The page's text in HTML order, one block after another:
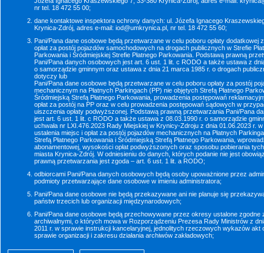
Szanowni Kierowcy. Witamy na stronie, która umożliwia
składanie reklamacji dotyczących opłat dodatkowych i
podwyższonych nałożonych z tytułu postoju bez
wniesionej opłaty parkingowej. Procedura odwołania
dotyczy zdarzeń zarejestrowanych w Strefie Płatnego
Parkowania i Śródmiejskiej Strefie Płatnego Parkowania w
Krynicy-Zdroju oraz na Płatnym Parkingu przy Urzędzie
Miejskim w Krynicy-Zdroju. Poniżej proszę wybrać,
którego miejsca/parkingu dotyczy składana reklamacja.
ŚSPP
nr tel. 18 472 55 00;
dane kontaktowe inspektora ochrony danych: ul. Józefa Ignacego
Krynica-Zdrój, adres e-mail: iod@umkrynica.pl, nr tel. 18 472 55 60;
Pani/Pana dane osobowe będą przetwarzane w celu poboru opłaty dodatkowej
opłat za postój pojazdów samochodowych na drogach publicznych w Strefie
Parkowania i Śródmiejskiej Strefie Płatnego Parkowania. Podstawą prawną
Pani/Pana danych osobowych jest art. 6 ust. 1 lit. c RODO a także ustawa z
o samorządzie gminnym oraz ustawa z dnia 21 marca 1985 r. o drogach
dotyczy lub
Pani/Pana dane osobowe będą przetwarzane w celu poboru opłaty za postój
mechanicznym na Płatnych Parkingach (PP) nie objętych Strefą Płatnego
Śródmiejską Strefą Płatnego Parkowania, prowadzenia postępowań
opłat za postój na PP oraz w celu prowadzenia postępowań sądowych w
uiszczenia opłaty podwyższonej. Podstawą prawną przetwarzania Pani/Pana
jest art. 6 ust. 1 lit. c RODO a także ustawa z 08.03.1990 r. o samorządzie
uchwała nr LXI.476.2023 Rady Miejskiej w Krynicy-Zdroju z dnia 01.06.2023 r.
ustalenia miejsc i opłat za postój pojazdów mechanicznych na Płatnych
Strefą Płatnego Parkowania i Śródmiejską Strefą Płatnego Parkowania,
abonamentowej, wysokości opłat podwyższonych oraz sposobu pobierania tych
miasta Krynica-Zdrój. W odniesieniu do danych, których podanie nie jest
prawną przetwarzania jest zgoda – art. 6 ust. 1 lit. a RODO;
odbiorcami Pani/Pana danych osobowych będą osoby upoważnione przez
podmioty przetwarzające dane osobowe w imieniu administratora;
Pani/Pana dane osobowe nie będą przekazywane ani nie planuje się
państw trzecich lub organizacji międzynarodowych;
Pani/Pana dane osobowe będą przechowywane przez okresy ustalone zgodne
archiwalnymi, o których mowa w Rozporządzeniu Prezesa Rady Ministrów z
2011 r. w sprawie instrukcji kancelaryjnej, jednolitych rzeczowych wykazów akt
sprawie organizacji i zakresu działania archiwów zakładowych;
posiada Pani/Pan prawo do żądania od administratora dostępu do Pani/Pana